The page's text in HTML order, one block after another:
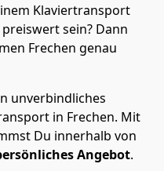
Klaviertransport
sein? Dann
Frechen genau
unverbindliches
in Frechen. Mit
Du innerhalb von
Angebot.